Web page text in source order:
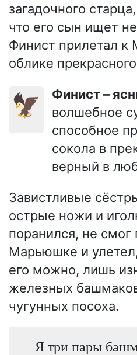
загадочного
что его сын ищет
Финист прилетал
облике
🦅 Финист –
волшебное
способное
сокола в
верный в
Завистливые
острые ножи и
поранился, не смог
Марьюшке и
его можно, лишь
железных
чугунных посоха.
Я три пары